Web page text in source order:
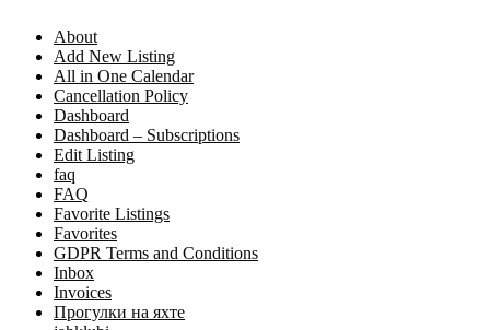
About
Add New Listing
All in One Calendar
Cancellation Policy
Dashboard
Dashboard – Subscriptions
Edit Listing
faq
FAQ
Favorite Listings
Favorites
GDPR Terms and Conditions
Inbox
Invoices
Прогулки на яхте